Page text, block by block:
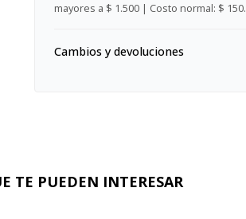
mayores a $ 1.500 | Costo normal: $ 150.
Cambios y devoluciones
TE PUEDEN INTERESAR